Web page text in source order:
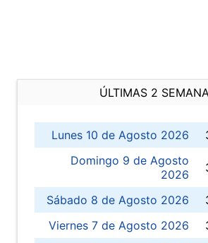
ÚLTIMAS 2
Lunes 10 de Agosto 2026
Domingo 9 de Agosto
2026
Sábado 8 de Agosto 2026
Viernes 7 de Agosto 2026